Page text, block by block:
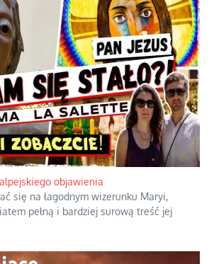
objawienia
się na łagodnym wizerunku Maryi,
pełną i bardziej surową treść jej